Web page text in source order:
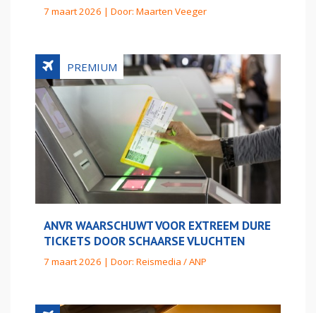
7 maart 2026 | Door: Maarten Veeger
ANVR WAARSCHUWT VOOR EXTREEM DURE
TICKETS DOOR SCHAARSE VLUCHTEN
7 maart 2026 | Door: Reismedia / ANP